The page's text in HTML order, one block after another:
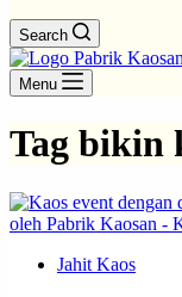
Search
Menu
Tag bikin
Jahit Kaos